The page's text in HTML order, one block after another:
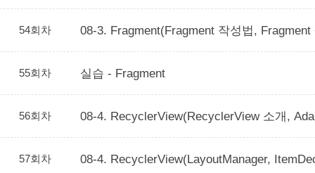
54회차 08-3. Fragment(Fragment 작성법,
55회차 실습 - Fragment
56회차 08-4. RecyclerView(RecyclerView 소개,
57회차 08-4. RecyclerView(LayoutManager,